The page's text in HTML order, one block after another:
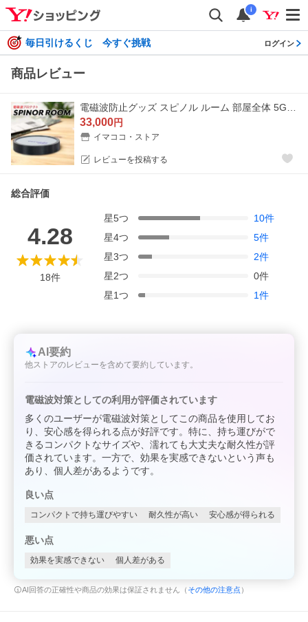
i
毎日引けるくじ 今すぐ挑戦 ログイン
商品レビュー
33,000円
イマココ・ストア
レビューを投稿する
総合評価
4.28
18件
星5つ 10件
星4つ 5件
星3つ 2件
星2つ 0件
星1つ 1件
AI要約
他ストアのレビューを含めて要約しています。
電磁波対策としての利用が評価されています
多くのユーザーが電磁波対策としてこの商品を使用してお
り、安心感を得られる点が好評です。特に、持ち運びがで
きるコンパクトなサイズや、濡れても大丈夫な耐久性が評
価されています。一方で、効果を実感できないという声も
あり、個人差があるようです。
良い点
コンパクトで持ち運びやすい 耐久性が高い 安心感が得られる
悪い点
効果を実感できない 個人差がある
AI回答の正確性や商品の効果は保証されません（ その他の注意点 ）